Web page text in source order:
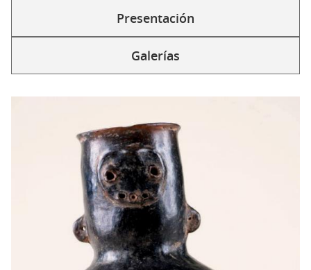
Solapas
secundarias
Presentación
Galerías